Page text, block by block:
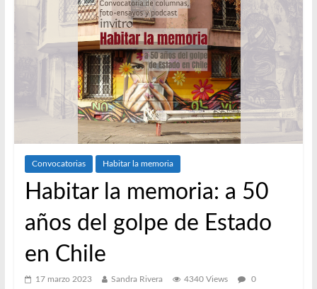
Convocatorias Habitar la memoria
Habitar la memoria: a 50
años del golpe de Estado
en Chile
17 marzo 2023 Sandra Rivera 4340 Views 0